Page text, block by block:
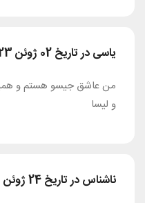
یاسی در تاریخ 02 ژوئن 2023
من عاشق جیسو هستم و
و لیسا
ناشناس در تاریخ 24 ژوئن 2023